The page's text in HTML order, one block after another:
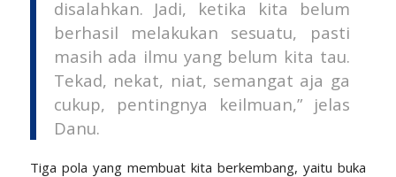
disalahkan. Jadi, ketika kita belum
berhasil melakukan sesuatu, pasti
masih ada ilmu yang belum kita tau.
Tekad, nekat, niat, semangat aja ga
cukup, pentingnya keilmuan,” jelas
Danu.
Tiga pola yang membuat kita berkembang, yaitu buka